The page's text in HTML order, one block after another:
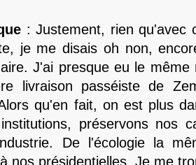
: Justement, rien qu'avec
je me disais oh non,
J'ai presque eu le
livraison passéiste de
qu'en fait, on est plus
préservons nos
De l'écologie la
nos présidentielles. Je me